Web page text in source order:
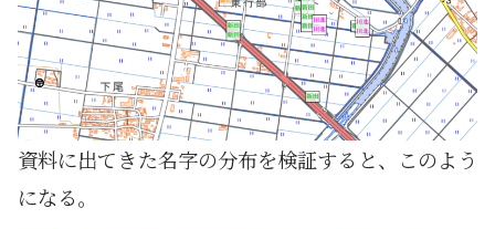
資料に出てきた名字の分布を検証すると、このよう
になる。